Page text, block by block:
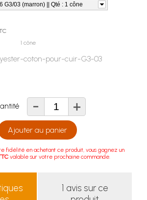
G3/03 (marron) || Qté : 1 cône
1 cône
coton-pour-cuir-G3-03
- +
Ajouter au panier
fidélité en achetant ce produit, vous gagnez un
valable sur votre prochaine commande.
1 avis sur ce